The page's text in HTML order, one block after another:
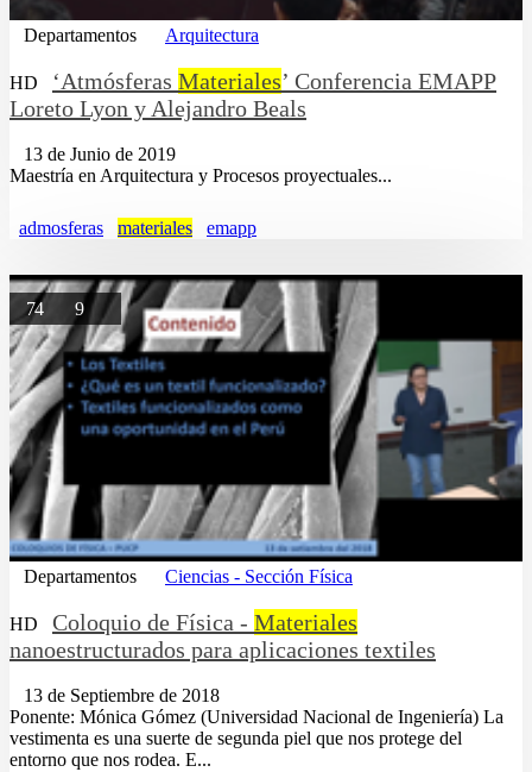
Departamentos Arquitectura
HD ‘Atmósferas Materiales’ Conferencia EMAPP
Loreto Lyon y Alejandro Beals
13 de Junio de 2019
Maestría en Arquitectura y Procesos proyectuales...
admosferas materiales emapp
74 9
Departamentos Ciencias - Sección Física
HD Coloquio de Física - Materiales
nanoestructurados para aplicaciones textiles
13 de Septiembre de 2018
Ponente: Mónica Gómez (Universidad Nacional de Ingeniería) La
vestimenta es una suerte de segunda piel que nos protege del
entorno que nos rodea. E...